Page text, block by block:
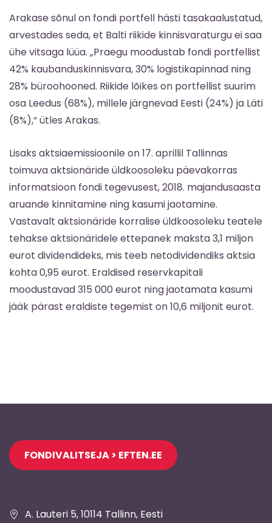
Arakase sõnul on fondi portfell hästi tasakaalustatud,
arvestades seda, et Balti riikide kinnisvaraturgu ei saa
ühe vitsaga lüüa. „Praegu moodustab fondi portfellist
42% kaubanduskinnisvara, 30% logistikapinnad ning
28% büroohooned. Riikide lõikes on portfellist suurim
osa Leedus (68%), millele järgnevad Eesti (24%) ja Läti
(8%),“ ütles Arakas.
Lisaks aktsiaemissioonile on 17. aprillil Tallinnas
toimuva aktsionäride üldkoosoleku päevakorras
informatsioon fondi tegevusest, 2018. majandusaasta
aruande kinnitamine ning kasumi jaotamine.
Vastavalt aktsionäride korralise üldkoosoleku teatele
tehakse aktsionäridele ettepanek maksta 3,1 miljon
eurot dividendideks, mis teeb netodividendiks aktsia
kohta 0,95 eurot. Eraldised reservkapitali
moodustavad 315 000 eurot ning jaotamata kasumi
jääk pärast eraldiste tegemist on 10,6 miljonit eurot.
Jaluse
navigatsioon
A. Lauteri 5, 10114 Tallinn, Eesti
FONDIVALITSEJA > EFTEN.EE